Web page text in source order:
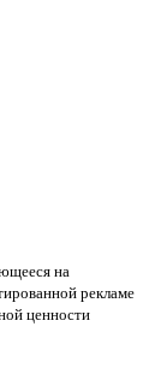
на
рекламе
ценности